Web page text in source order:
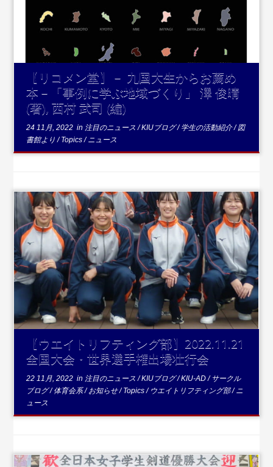
【リコメン堂】－ 九国大生からお薦め
本－「事例に学ぶ地域づくり」 澤 俊晴
(著), 西村 武司 (編)
24 11月, 2022 in 注目のニュース/KIUブログ/学生の活動紹介/図
書館より/Topics/ニュース
...続きを読む
【ウエイトリフティング部】2022.11.21
全国大会・世界選手権出場壮行会
22 11月, 2022 in 注目のニュース/KIUブログ/KIU-AD/ サークル
ブログ/体育会系/お知らせ/Topics/ ウエイトリフティング部/ニ
ュース